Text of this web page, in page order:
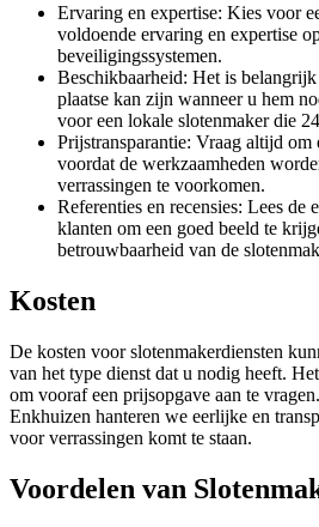
Ervaring en expertise: Kies voor
voldoende ervaring en expertise
beveiligingssystemen.
Beschikbaarheid: Het is
plaatse kan zijn wanneer u hem
voor een lokale slotenmaker die
Prijstransparantie: Vraag altijd
voordat de werkzaamheden
verrassingen te voorkomen.
Referenties en recensies: Lees de
klanten om een goed beeld te
betrouwbaarheid van de
Kosten
De kosten voor slotenmakerdiensten
van het type dienst dat u nodig heeft.
om vooraf een prijsopgave aan te
Enkhuizen hanteren we eerlijke en
voor verrassingen komt te staan.
Voordelen van